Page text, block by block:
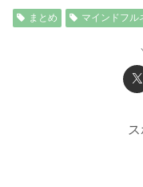
まとめ マインドフル